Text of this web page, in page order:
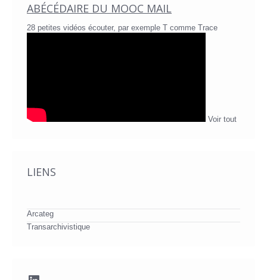
ABÉCÉDAIRE DU MOOC MAIL
28 petites vidéos écouter, par exemple T comme Trace
Voir tout
LIENS
Arcateg
Transarchivistique